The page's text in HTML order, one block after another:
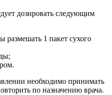
дозировать следующим
размешать 1 пакет сухого
необходимо принимать
по назначению врача.